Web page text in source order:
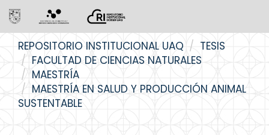
navigation
REPOSITORIO INSTITUCIONAL UAQ
TESIS
FACULTAD DE CIENCIAS NATURALES
MAESTRÍA
MAESTRÍA EN SALUD Y PRODUCCIÓN ANIMAL
SUSTENTABLE